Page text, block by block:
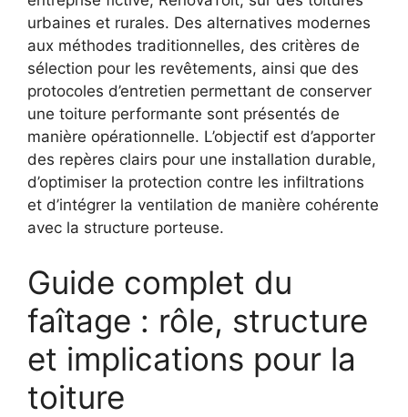
urbaines et rurales. Des alternatives modernes
aux méthodes traditionnelles, des critères de
sélection pour les revêtements, ainsi que des
protocoles d’entretien permettant de conserver
une toiture performante sont présentés de
manière opérationnelle. L’objectif est d’apporter
des repères clairs pour une installation durable,
d’optimiser la protection contre les infiltrations
et d’intégrer la ventilation de manière cohérente
avec la structure porteuse.
Guide complet du
faîtage : rôle, structure
et implications pour la
toiture